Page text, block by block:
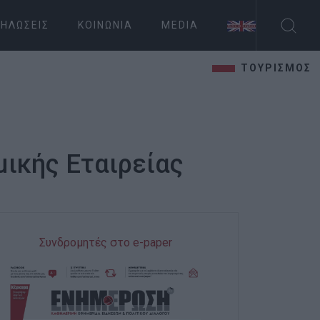
ΚΟΙΝΩΝΊΑ MEDIA
ΤΟΥΡΙΣΜΟΣ
Εταιρείας
Συνδρομητές στο e-paper